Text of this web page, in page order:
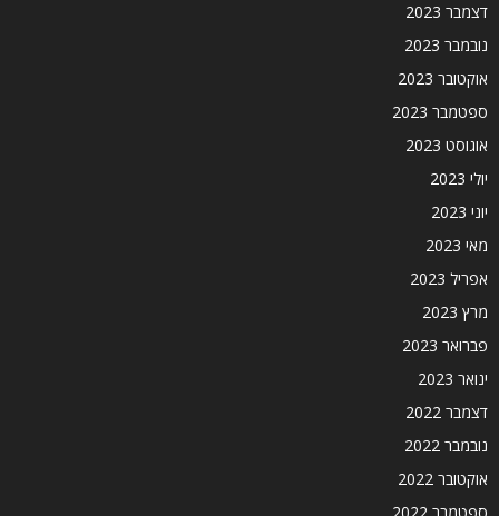
דצמבר 2023
נובמבר 2023
אוקטובר 2023
ספטמבר 2023
אוגוסט 2023
יולי 2023
יוני 2023
מאי 2023
אפריל 2023
מרץ 2023
פברואר 2023
ינואר 2023
דצמבר 2022
נובמבר 2022
אוקטובר 2022